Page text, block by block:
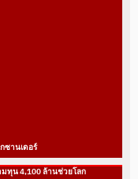
ซานเดอร์
ทุน 4,100 ล้านช่วยโลก